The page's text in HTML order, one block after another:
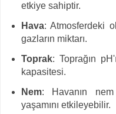
etkiye sahiptir.
Hava: Atmosferdeki
gazların miktarı.
Toprak: Toprağın
kapasitesi.
Nem: Havanın
yaşamını etkileyebilir.